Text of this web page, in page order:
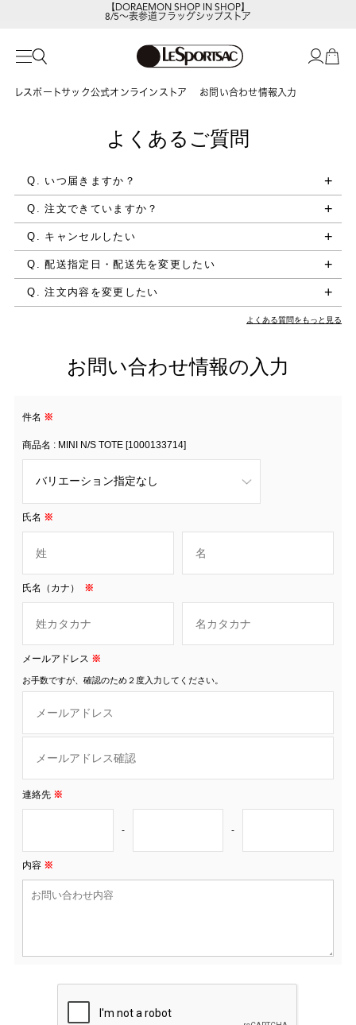
【DORAEMON SHOP IN SHOP】
8/5～表参道フラッグシップストア
レスポートサック公式オンラインストア お問い合わせ情報入力
よくあるご質問
Q. いつ届きますか？
Q. 注文できていますか？
Q. キャンセルしたい
Q. 配送指定日・配送先を変更したい
Q. 注文内容を変更したい
よくある質問をもっと見る
お問い合わせ情報の入力
件名 ※
商品名 : MINI N/S TOTE [1000133714]
氏名 ※
氏名（カナ） ※
メールアドレス ※
お手数ですが、確認のため２度入力してください。
連絡先 ※
- -
内容 ※